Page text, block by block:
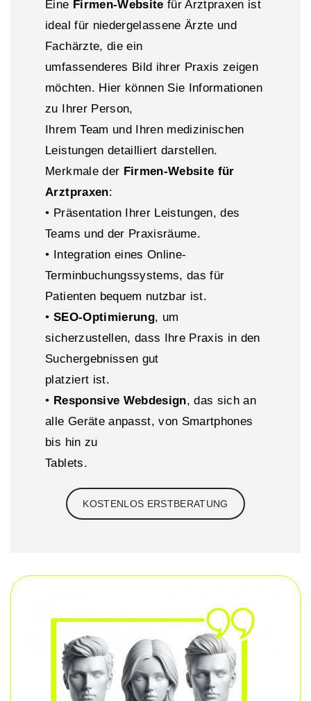
Eine Firmen-Website für Arztpraxen ist
ideal für niedergelassene Ärzte und
Fachärzte, die ein
umfassenderes Bild ihrer Praxis zeigen
möchten. Hier können Sie Informationen
zu Ihrer Person,
Ihrem Team und Ihren medizinischen
Leistungen detailliert darstellen.
Merkmale der Firmen-Website für
Arztpraxen:
• Präsentation Ihrer Leistungen, des
Teams und der Praxisräume.
• Integration eines Online-
Terminbuchungssystems, das für
Patienten bequem nutzbar ist.
• SEO-Optimierung, um
sicherzustellen, dass Ihre Praxis in den
Suchergebnissen gut
platziert ist.
• Responsive Webdesign, das sich an
alle Geräte anpasst, von Smartphones
bis hin zu
Tablets.
KOSTENLOS ERSTBERATUNG